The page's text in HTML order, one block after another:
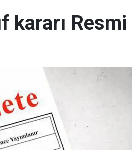
kararı Resmi